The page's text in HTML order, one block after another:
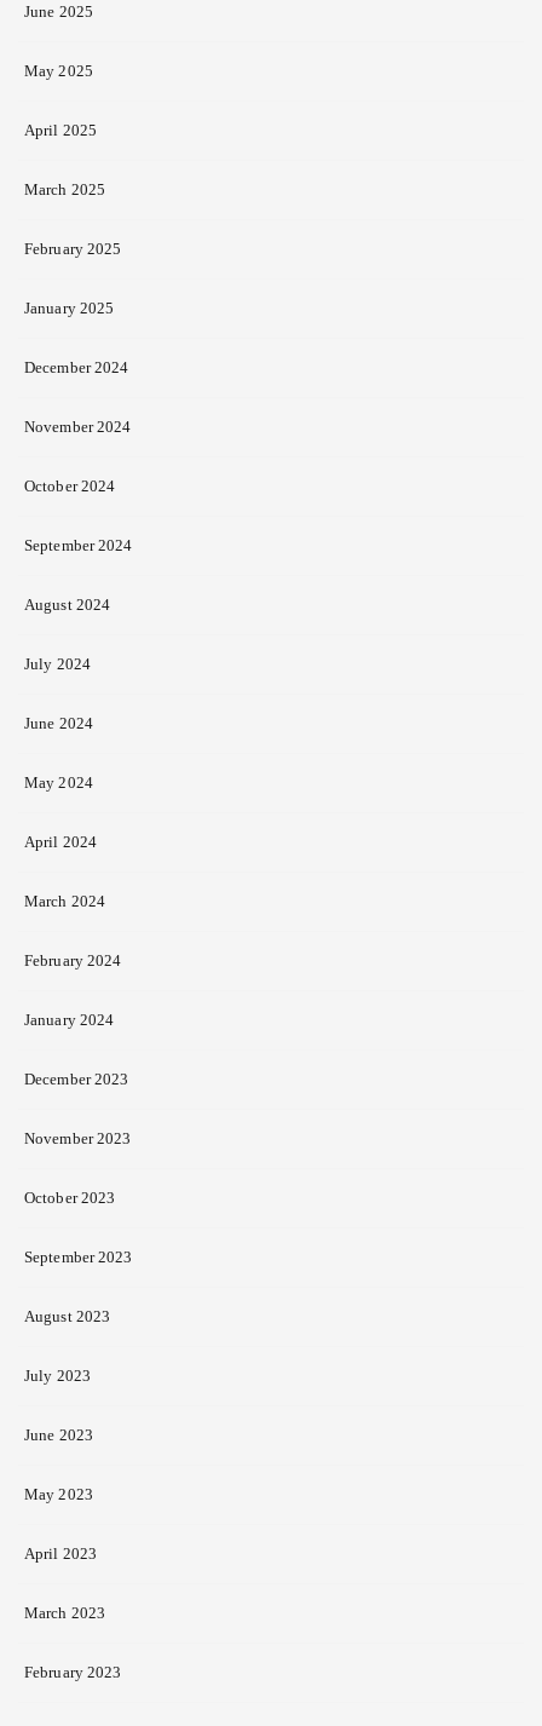
June 2025
May 2025
April 2025
March 2025
February 2025
January 2025
December 2024
November 2024
October 2024
September 2024
August 2024
July 2024
June 2024
May 2024
April 2024
March 2024
February 2024
January 2024
December 2023
November 2023
October 2023
September 2023
August 2023
July 2023
June 2023
May 2023
April 2023
March 2023
February 2023